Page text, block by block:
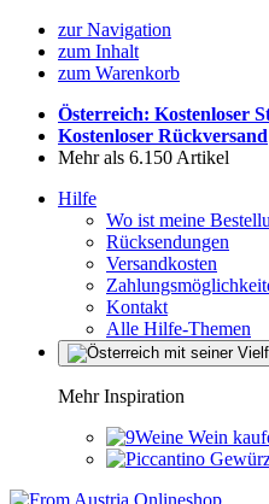
zur Navigation
zum Inhalt
zum Warenkorb
Österreich: Kostenloser
Kostenloser Rückversand
Mehr als 6.150 Artikel
Hilfe
Wo ist meine
Rücksendungen
Versandkosten
Kontakt
Alle Hilfe-Themen
Mehr Inspiration
Wein